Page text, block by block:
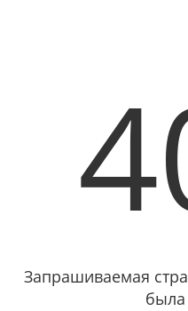
Запрашиваемая
была